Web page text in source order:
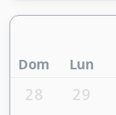
Dom Lun
28 29